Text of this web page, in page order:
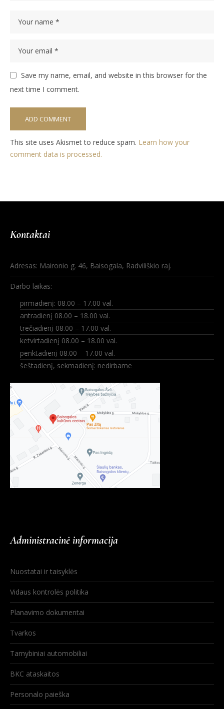
Save my name, email, and website in this browser for the
next time I comment.
This site uses Akismet to reduce spam. Learn how your
comment data is processed.
Kontaktai
Adresas: Maironio g. 46, Baisogala, Radviliškio raj.
Darbo laikas:
pirmadienį: 08.00 – 17.00 val.
antradienį 08.00 – 18.00 val.
trečiadienį 08.00 – 17.00 val.
ketvirtadienį 08.00 – 18.00 val.
penktadienį 08.00 – 17.00 val.
šeštadienį, sekmadienį: nedirbame
Administracinė informacija
Nuostatai ir taisyklės
Vidaus kontrolės politika
Planavimo dokumentai
Tvarkos
Tarnybiniai automobiliai
BKC ataskaitos
Personalo paieška